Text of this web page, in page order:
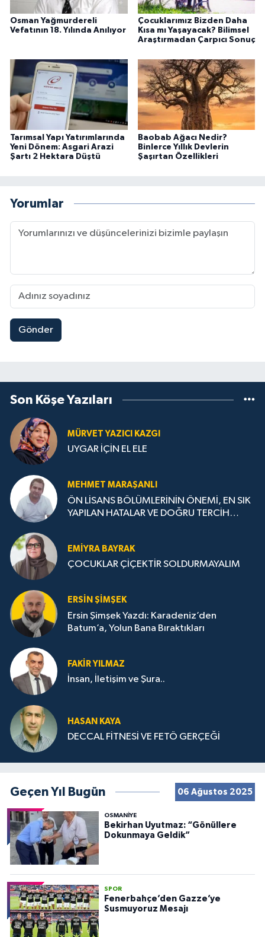
Osman Yağmurdereli
Vefatının 18. Yılında Anılıyor
Çocuklarımız Bizden Daha
Kısa mı Yaşayacak? Bilimsel
Araştırmadan Çarpıcı Sonuç
Tarımsal Yapı Yatırımlarında
Yeni Dönem: Asgari Arazi
Şartı 2 Hektara Düştü
Baobab Ağacı Nedir?
Binlerce Yıllık Devlerin
Şaşırtan Özellikleri
Yorumlar
Gönder
Son Köşe Yazıları
MÜRVET YAZICI KAZGI
UYGAR İÇİN EL ELE
MEHMET MARAŞANLI
ÖN LİSANS BÖLÜMLERİNİN ÖNEMİ, EN SIK
YAPILAN HATALAR VE DOĞRU TERCİH
EMIYRA BAYRAK
ÇOCUKLAR ÇİÇEKTİR SOLDURMAYALIM
ERSIN ŞIMŞEK
Ersin Şimşek Yazdı: Karadeniz’den
Batum’a, Yolun Bana Bıraktıkları
FAKIR YILMAZ
İnsan, İletişim ve Şura..
HASAN KAYA
DECCAL FİTNESİ VE FETÖ GERÇEĞİ
Geçen Yıl Bugün 06 Ağustos 2025
OSMANIYE
Bekirhan Uyutmaz: “Gönüllere
Dokunmaya Geldik”
SPOR
Fenerbahçe’den Gazze’ye
Susmuyoruz Mesajı